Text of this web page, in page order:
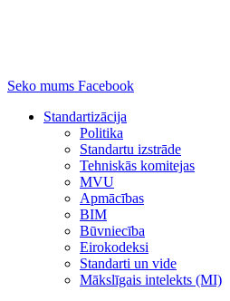
Seko mums Facebook
Standartizācija
Politika
Standartu izstrāde
Tehniskās komitejas
MVU
Apmācības
BIM
Būvniecība
Eirokodeksi
Standarti un vide
Mākslīgais intelekts (MI)